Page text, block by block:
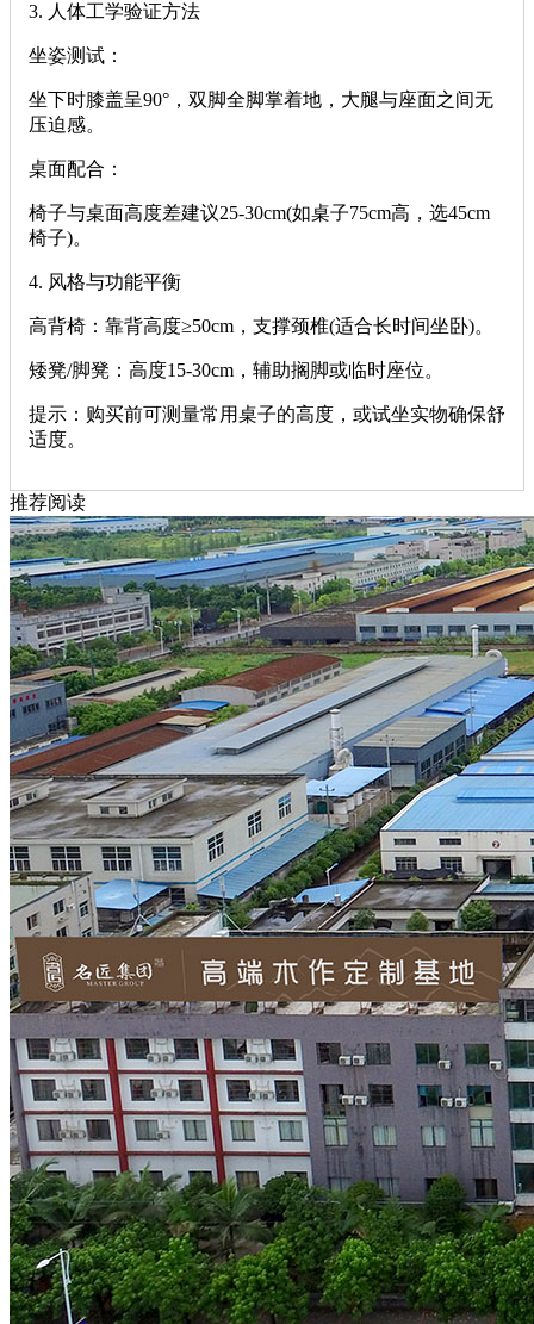
‌3. 人体工学验证方法‌
‌坐姿测试‌：
坐下时膝盖呈90°，双脚全脚掌着地，大腿与座面之间无
压迫感。
‌桌面配合‌：
椅子与桌面高度差建议25-30cm(如桌子75cm高，选45cm
椅子)。
‌4. 风格与功能平衡‌
‌高背椅‌：靠背高度≥50cm，支撑颈椎(适合长时间坐卧)。
‌矮凳/脚凳‌：高度15-30cm，辅助搁脚或临时座位。
‌提示‌：购买前可测量常用桌子的高度，或试坐实物确保舒
适度。
推荐阅读